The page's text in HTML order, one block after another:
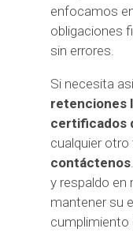
enfocamos
obligaciones
sin errores.
Si necesita
retenciones
certificados
cualquier
contáctenos
y respaldo en
mantener su
cumplimiento